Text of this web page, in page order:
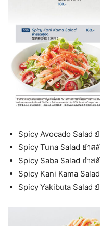
Spicy Avocado Salad
Spicy Tuna Salad ยำ
Spicy Saba Salad ยำ
Spicy Kani Kama
Spicy Yakibuta Salad